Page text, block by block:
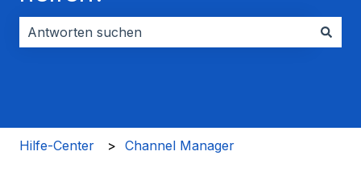
Hilfe-Center Channel Manager